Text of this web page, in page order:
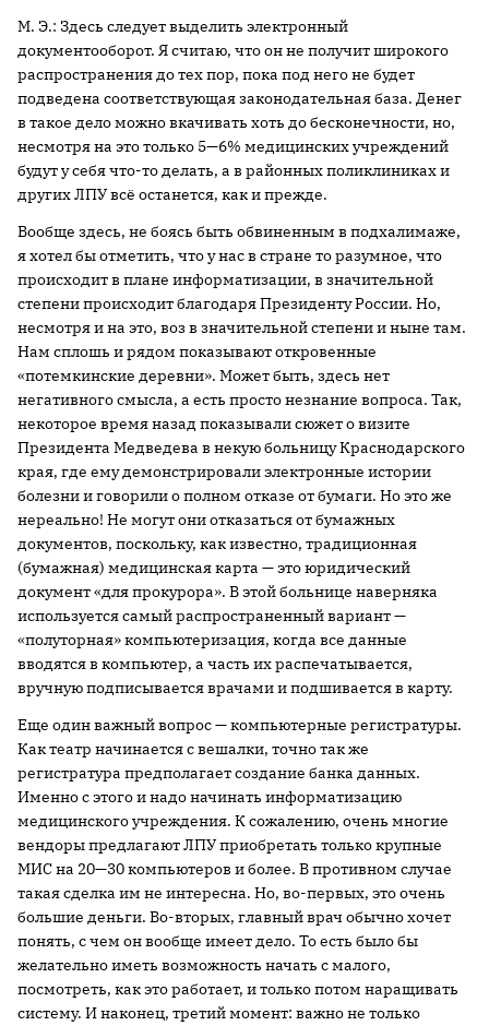
М. Э.: Здесь следует выделить электронный
документооборот. Я считаю, что он не получит широкого
распространения до тех пор, пока под него не будет
подведена соответствующая законодательная база. Денег
в такое дело можно вкачивать хоть до бесконечности, но,
несмотря на это только 5—6% медицинских учреждений
будут у себя что-то делать, а в районных поликлиниках и
других ЛПУ всё останется, как и прежде.
Вообще здесь, не боясь быть обвиненным в подхалимаже,
я хотел бы отметить, что у нас в стране то разумное, что
происходит в плане информатизации, в значительной
степени происходит благодаря Президенту России. Но,
несмотря и на это, воз в значительной степени и ныне там.
Нам сплошь и рядом показывают откровенные
«потемкинские деревни». Может быть, здесь нет
негативного смысла, а есть просто незнание вопроса. Так,
некоторое время назад показывали сюжет о визите
Президента Медведева в некую больницу Краснодарского
края, где ему демонстрировали электронные истории
болезни и говорили о полном отказе от бумаги. Но это же
нереально! Не могут они отказаться от бумажных
документов, поскольку, как известно, традиционная
(бумажная) медицинская карта — это юридический
документ «для прокурора». В этой больнице наверняка
используется самый распространенный вариант —
«полуторная» компьютеризация, когда все данные
вводятся в компьютер, а часть их распечатывается,
вручную подписывается врачами и подшивается в карту.
Еще один важный вопрос — компьютерные регистратуры.
Как театр начинается с вешалки, точно так же
регистратура предполагает создание банка данных.
Именно с этого и надо начинать информатизацию
медицинского учреждения. К сожалению, очень многие
вендоры предлагают ЛПУ приобретать только крупные
МИС на 20—30 компьютеров и более. В противном случае
такая сделка им не интересна. Но, во-первых, это очень
большие деньги. Во-вторых, главный врач обычно хочет
понять, с чем он вообще имеет дело. То есть было бы
желательно иметь возможность начать с малого,
посмотреть, как это работает, и только потом наращивать
систему. И наконец, третий момент: важно не только